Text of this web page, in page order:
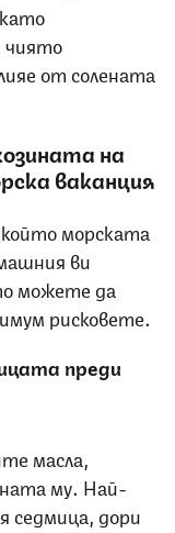
, чиято
от солената
на
ваканция
морската
ви
можете да
рисковете.
преди
масла,
му. Най-
седмица, дори